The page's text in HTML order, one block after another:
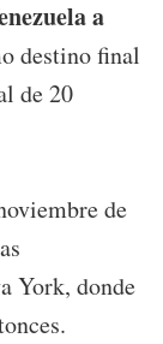
a
destino final
de 20
de
York, donde